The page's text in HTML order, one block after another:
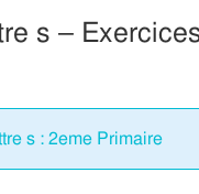
s –
s : 2eme Primaire